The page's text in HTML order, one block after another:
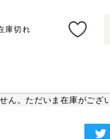
庫切れ
ん。ただいま在庫がござ